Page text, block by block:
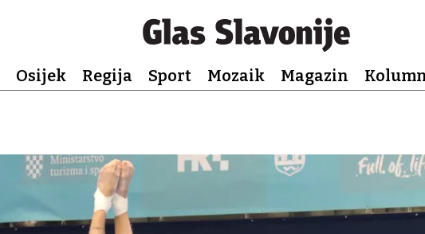
Osijek Regija Sport Mozaik Magazin